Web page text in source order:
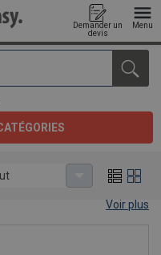
Demander un
devis
Menu
Voir plus